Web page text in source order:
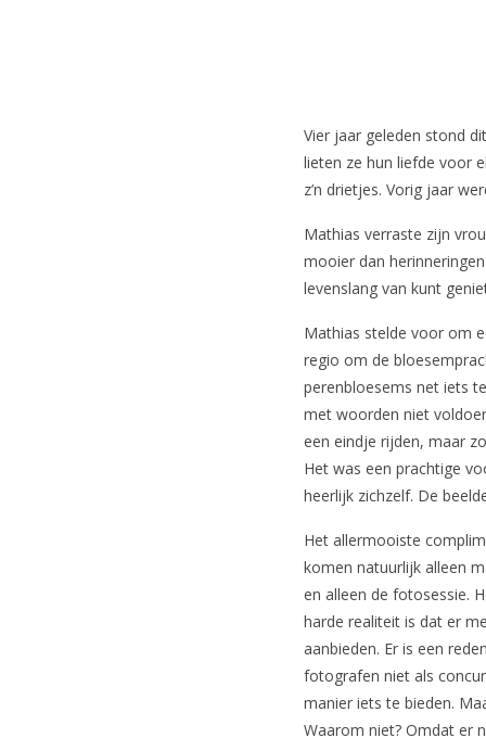
Vier jaar geleden stond
lieten ze hun liefde voor
z’n drietjes. Vorig jaar
Mathias verraste zijn
mooier dan
levenslang van kunt
Mathias stelde voor om
regio om de
perenbloesems net iets
met woorden niet
een eindje rijden, maar
Het was een prachtige
heerlijk zichzelf. De
Het allermooiste
komen natuurlijk alleen
en alleen de fotosessie.
harde realiteit is dat er
aanbieden. Er is een
fotografen niet als
manier iets te bieden.
Waarom niet? Omdat er